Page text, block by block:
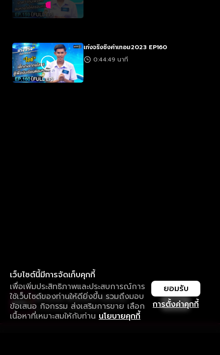
เก่งจริงชิงค่าเทอม2023 EP160
0:44:49 นาที
เว็บไซต์นี้มีการจัดเก็บคุกกี้
เพื่อเพิ่มประสิทธิภาพและประสบการณ์การ
ใช้เว็บไซต์ของท่านให้ดียิ่งขึ้น รวมถึงมอบ
ข้อเสนอ กิจกรรม ส่งเสริมการขาย เลือก
เนื้อหาที่เหมาะสมให้กับท่าน นโยบายคุกกี้
การตั้งค่าคุกกี้
ยอมรับ
ใช้งานแอป ลื่นไหลกว่า ไม่มีสะดุด
ดาวน์โหลดแอปเพื่อการรับชมที่ดีกว่า เปิด